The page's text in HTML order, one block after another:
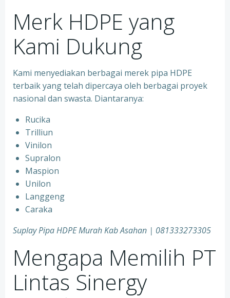
Merk HDPE yang
Kami Dukung
Kami menyediakan berbagai merek pipa HDPE
terbaik yang telah dipercaya oleh berbagai proyek
nasional dan swasta. Diantaranya:
Rucika
Trilliun
Vinilon
Supralon
Maspion
Unilon
Langgeng
Caraka
Suplay Pipa HDPE Murah Kab Asahan | 081333273305
Mengapa Memilih PT
Lintas Sinergy